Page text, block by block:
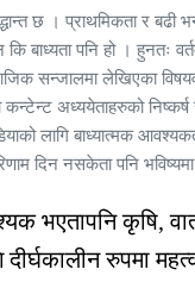
छ । प्राथमिकता र बढी
बाध्यता पनि हो । हुनतः
सन्जालमा लेखिएका
कन्टेन्ट अध्ययेताहरुको
लागि बाध्यात्मक
दिन नसकेता पनि
भएतापनि कृषि,
रुपमा